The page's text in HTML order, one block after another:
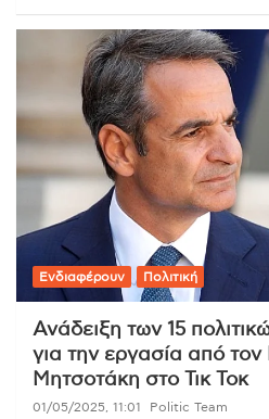
Ενδιαφέρουν Πολιτική
Ανάδειξη των 15
για την εργασία από τον
Μητσοτάκη στο Τικ Τοκ
01/05/2025, 11:01 Politic Team